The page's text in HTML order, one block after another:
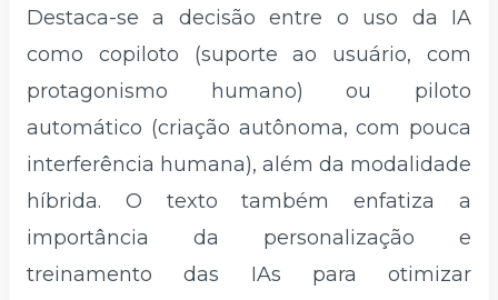
Destaca-se a decisão entre o uso da IA
como copiloto (suporte ao usuário, com
protagonismo humano) ou piloto
automático (criação autônoma, com pouca
interferência humana), além da modalidade
híbrida. O texto também enfatiza a
importância da personalização e
treinamento das IAs para otimizar